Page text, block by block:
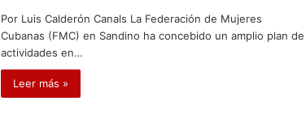
Por Luis Calderón Canals La Federación de Mujeres
Cubanas (FMC) en Sandino ha concebido un amplio plan de
actividades en…
Leer más »